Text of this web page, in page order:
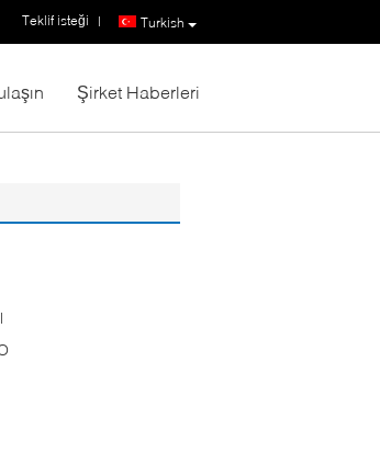
Turkish
Teklif isteği |
Şirket Haberleri